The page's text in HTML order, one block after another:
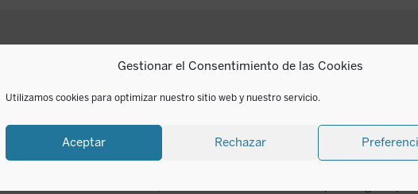
Gestionar el Consentimiento de las Cookies
Utilizamos cookies para optimizar nuestro sitio web y nuestro servicio.
Aceptar Rechazar
y doctor en filosofía por la Universidad Complutense de Madrid.
sobre el pensamiento de Immanuel Kant. Especialista en la filosofía de
en el Centro Internazione di Studi Rosminiani (Italia) y en el Rosmini's
a la epistemología, la ética y la antropología. Actualmente, compagina
Francisco de Vitoria, dedicándose a cuestiones de psicología